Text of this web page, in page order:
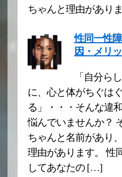
ちゃんと理由があり
性同一性
因・メリ
「自分ら
に、心と体がちぐは
る」・・・そんな違
悩んでいませんか？
ちゃんと名前があり
理由があります。 性
してあなたの […]